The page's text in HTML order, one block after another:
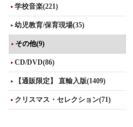
学校音楽(221)
幼児教育/保育現場(35)
その他(9)
CD/DVD(86)
【通販限定】 直輸入版(1409)
クリスマス・セレクション(71)